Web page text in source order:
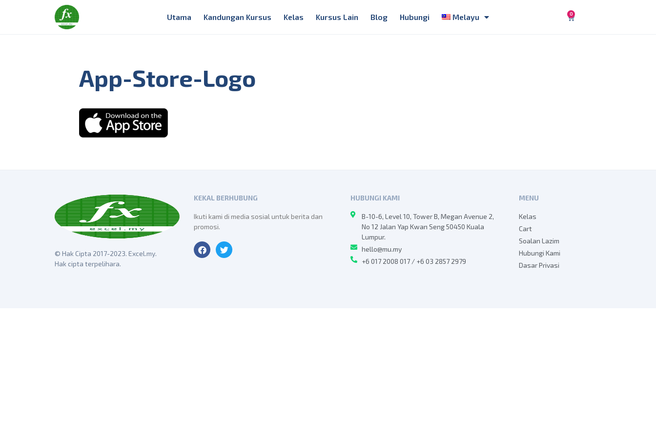
Utama Kandungan Kursus Kelas Kursus Lain Blog Hubungi Melayu 0
App-Store-Logo
© Hak Cipta 2017-2023. Excel.my.
Hak cipta terpelihara.
KEKAL BERHUBUNG
Ikuti kami di media sosial untuk berita dan
promosi.
HUBUNGI KAMI
B-10-6, Level 10, Tower B, Megan Avenue 2,
No 12 Jalan Yap Kwan Seng 50450 Kuala
Lumpur.
hello@mu.my
+6 017 2008 017 / +6 03 2857 2979
MENU
Kelas
Cart
Soalan Lazim
Hubungi Kami
Dasar Privasi